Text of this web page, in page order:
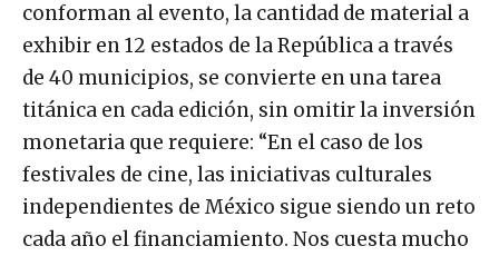
conforman al evento, la cantidad de material a
exhibir en 12 estados de la República a través
de 40 municipios, se convierte en una tarea
titánica en cada edición, sin omitir la inversión
monetaria que requiere: “En el caso de los
festivales de cine, las iniciativas culturales
independientes de México sigue siendo un reto
cada año el financiamiento. Nos cuesta mucho